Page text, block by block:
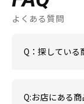
よくある質問
Q：探している
Q:お店にある